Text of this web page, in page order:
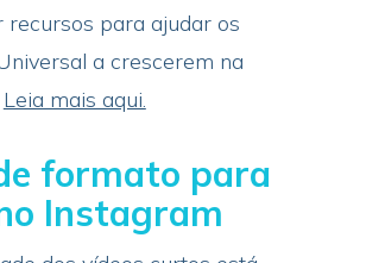
recursos para ajudar os
a crescerem na
Leia mais aqui.
formato para
Instagram